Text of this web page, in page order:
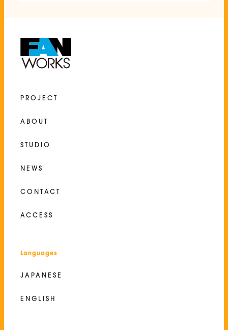
PROJECT
ABOUT
STUDIO
NEWS
CONTACT
ACCESS
Languages
JAPANESE
ENGLISH